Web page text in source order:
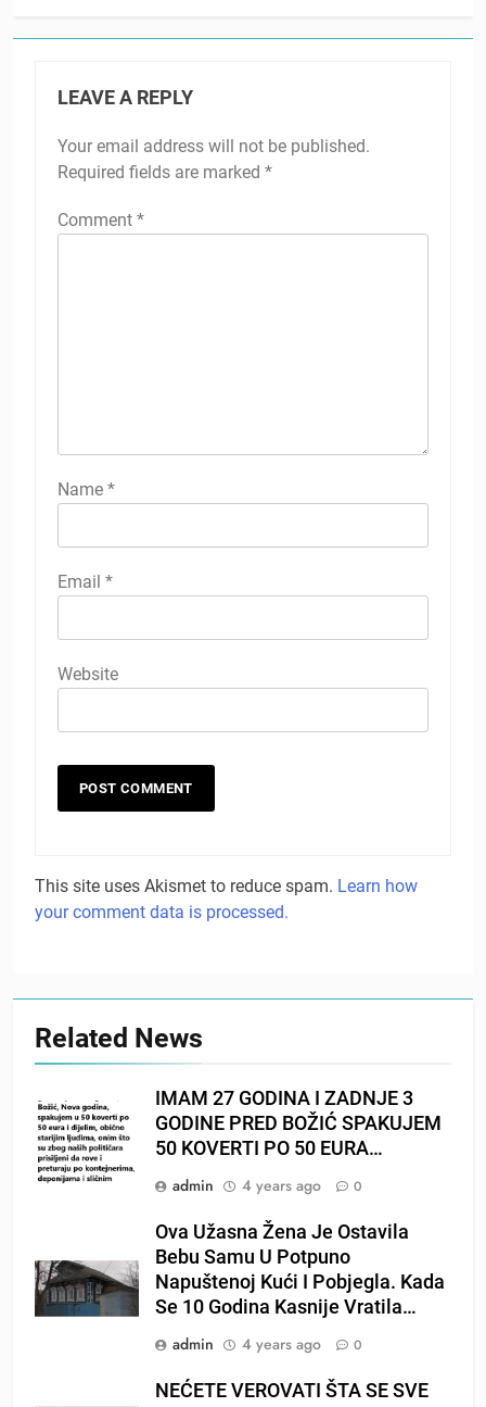
LEAVE A REPLY
Your email address will not be published.
Required fields are marked *
Comment *
Name *
Email *
Website
This site uses Akismet to reduce spam. Learn how
your comment data is processed.
Related News
IMAM 27 GODINA I ZADNJE 3
GODINE PRED BOŽIĆ SPAKUJEM
50 KOVERTI PO 50 EURA…
admin
4 years ago 0
Ova Užasna Žena Je Ostavila
Bebu Samu U Potpuno
Napuštenoj Kući I Pobjegla. Kada
Se 10 Godina Kasnije Vratila…
admin
4 years ago 0
NEĆETE VEROVATI ŠTA SE SVE